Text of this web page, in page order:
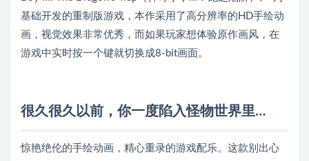
基础开发的重制版游戏，本作采用了高分辨率的HD手绘动
画，视觉效果非常优秀，而如果玩家想体验原作画风，在
游戏中实时按一个键就切换成8-bit画面。
很久很久以前，你一度陷入怪物世界里…
惊艳绝伦的手绘动画，精心重录的游戏配乐。这款别出心